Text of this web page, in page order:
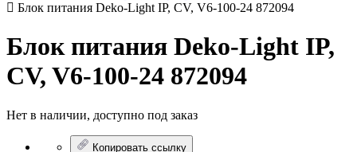
Блок питания Deko-Light IP, CV, V6-100-24 872094
Блок питания Deko-Light IP,
CV, V6-100-24 872094
Нет в наличии, доступно под заказ
Копировать ссылку